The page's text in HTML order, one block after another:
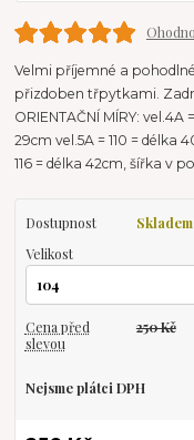
Velmi příjemné a
přizdoben třpytkami.
ORIENTAČNÍ MÍRY:
29cm vel.5A = 110 = délka
116 = délka 42cm, šířka v
Dostupnost
Skladem
Velikost
Cena před
slevou
250 Kč
Nejsme plátci DPH